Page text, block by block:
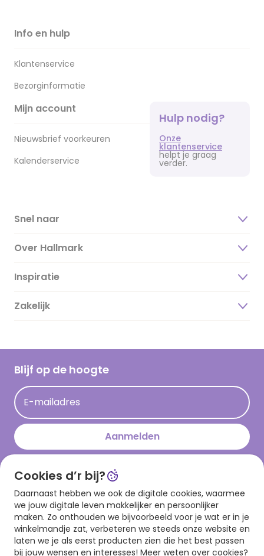
Info en hulp
Klantenservice
Bezorginformatie
Mijn account
Nieuwsbrief voorkeuren
Kalenderservice
Hulp nodig?
Onze
klantenservice
helpt je graag
verder.
Snel naar
Over Hallmark
Over ons
Duurzaamheid
Hallmark Kaartclub
Acties
Persberichten
Inspiratie
Magazine
Cadeau inspiratie
Op kamp gedichten en versjes
Leuke en grappige op kamp teksten
kamppost inspiratie
Zakelijk
Blijf op de hoogte
E-mailadres
Aanmelden
Download onze app
Cookies d’r bij?
Daarnaast hebben we ook de digitale cookies, waarmee
we jouw digitale leven makkelijker en persoonlijker
maken. Zo onthouden we bijvoorbeeld voor je wat er in je
winkelmandje zat, verbeteren we steeds onze website en
laten we je als eerst producten zien die het best passen
bij jouw wensen en interesses! Meer weten over cookies?